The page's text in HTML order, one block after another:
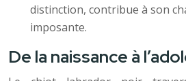
distinction, contribue à son
imposante.
De la naissance à